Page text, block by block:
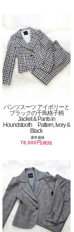
パンツスーツ アイボリーと
ブラックの千鳥格子柄
Jacket & Pants in
Houndstooth Pattern, Ivory &
Black
通常価格
78,000円(税別)